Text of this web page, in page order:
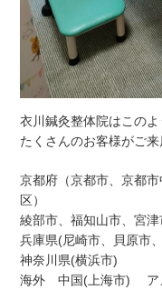
衣川鍼灸整体院はこのよ
たくさんのお客様がご来
京都府（京都市、京都
区）
綾部市、福知山市、宮津
兵庫県(尼崎市、貝原市
神奈川県(横浜市)
海外 中国(上海市) ア